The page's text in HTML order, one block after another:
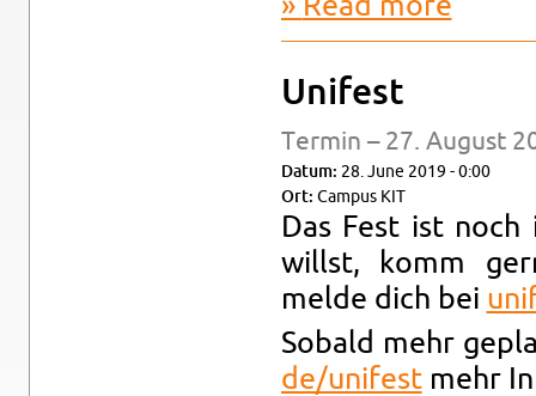
Unifest
Ter­min – 27. Au­gust
Datum: 28. June 2019 - 0:00
Ort: Cam­pus KIT
Das Fest ist
willst, komm
melde dich bei
Sobald mehr
de/​unifestmehr